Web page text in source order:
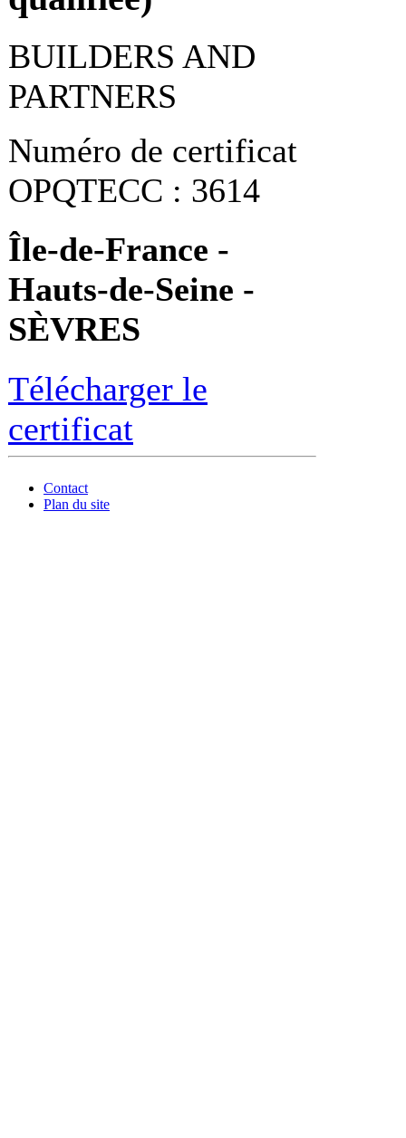
BUILDERS AND
PARTNERS
Numéro de certificat
OPQTECC : 3614
Île-de-France -
Hauts-de-Seine -
SÈVRES
Télécharger le
certificat
Contact
Plan du site